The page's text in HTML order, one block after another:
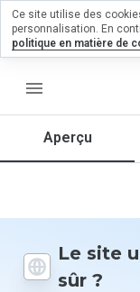
menu
Aperçu
Le site
sûr ?
un
sur
Quelle
donneriez-
Ce site utilise des
personnalisation. En
politique en matière de